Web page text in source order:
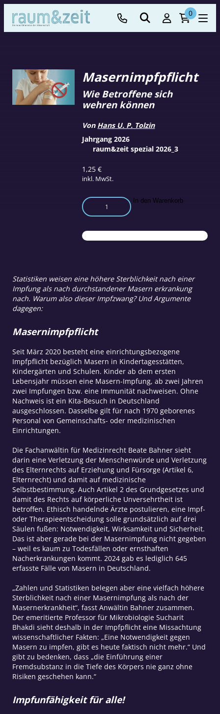
0
Masernimpfpflicht
1,25€
inkl. MwSt.
Wie Betroffene sich
wehren können
Von Hans U. P. Tolzin
Masernimpfpflicht
Menge
In den Warenkorb
Jahrgang 2026
raum&zeit spezial 2026_3
Statistiken weisen eine höhere Sterblichkeit nach einer
Impfung als nach durchstandener Masern erkrankung
nach. Warum also dieser Impfzwang? Und Argumente
dagegen:
Masernimpfpflicht
Seit März 2020 besteht eine einrichtungsbezogene
Impfpflicht bezüglich Masern in Kindertagesstätten,
Kindergärten und Schulen. Kinder ab dem ersten
Lebensjahr müssen eine Masern-Impfung, ab zwei Jahren
zwei Impfungen bzw. eine Immunität nachweisen. Ohne
Nachweis ist ein Kita-Besuch in Deutschland
ausgeschlossen. Dasselbe gilt für nach 1970 geborenes
Personal von Gemeinschafts- oder medizinischen
Einrichtungen.
Die Fachanwältin für Medizinrecht Beate Bahner sieht
darin eine Verletzung der Menschenwürde und Verletzung
des Elternrechts auf Erziehung und Fürsorge (Artikel 6,
Elternrecht) und damit auf medizinische
Selbstbestimmung. Auch Artikel 2 des Grundgesetzes und
damit des Rechts auf körperliche Unversehrtheit ist
betroffen. Ethisch handelnde Ärzte postulieren, eine Impf-
oder Therapieentscheidung solle grundsätzlich auf drei
Säulen fußen: Notwendigkeit, Wirksamkeit und Sicherheit.
Das ist aber gerade bei der Masernimpfung nicht gegeben
– weil es kaum zu Todesfällen oder ernsthaften
Nacherkrankungen kommt. 2024 gab es lediglich 645
erfasste Fälle von Masern in Deutschland.
„Zahlen und Statistiken belegen aber eine vielfach höhere
Sterblichkeit nach einer Masernimpfung als nach der
Masernerkrankheit“, fasst Anwältin Bahner zusammen.
Der emeritierte Professor für Mikrobiologie Sucharit
Bhakdi sieht deshalb in der Impfpflicht eine Missachtung
wissenschaftlicher Fakten: „Eine Notwendigkeit gegen
Masern zu impfen, gibt es heute faktisch nicht mehr.“ Und
gibt zu bedenken, dass „die Einführung einer
Fremdsubstanz in die Tiefe des Körpers nie ganz ohne
Risiken geschehen kann.“
Impfunfähigkeit für alle!